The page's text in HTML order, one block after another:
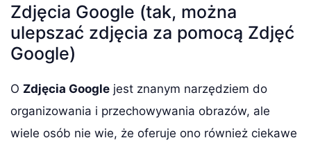
Zdjęcia Google (tak, można
ulepszać zdjęcia za pomocą Zdjęć
Google)
O Zdjęcia Google jest znanym narzędziem do
organizowania i przechowywania obrazów, ale
wiele osób nie wie, że oferuje ono również ciekawe